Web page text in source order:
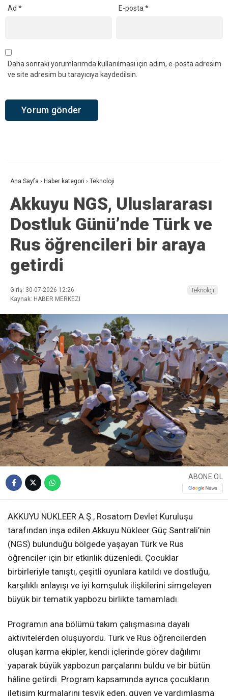
Ad * E-posta*
Daha sonraki yorumlarımda kullanılması için adım, e-posta adresim
ve site adresim bu tarayıcıya kaydedilsin.
Ana Sayfa › Haber kategori › Teknoloji
Akkuyu NGS, Uluslararası
Dostluk Günü’nde Türk ve
Rus öğrencileri bir araya
getirdi
Giriş: 30-07-2026 12:26
Kaynak: HABER MERKEZI
Teknoloji
ABONE OL
AKKUYU NÜKLEER A.Ş., Rosatom Devlet Kuruluşu
tarafından inşa edilen Akkuyu Nükleer Güç Santrali’nin
(NGS) bulunduğu bölgede yaşayan Türk ve Rus
öğrenciler için bir etkinlik düzenledi. Çocuklar
birbirleriyle tanıştı, çeşitli oyunlara katıldı ve dostluğu,
karşılıklı anlayışı ve iyi komşuluk ilişkilerini simgeleyen
büyük bir tematik yapbozu birlikte tamamladı.
Programın ana bölümü takım çalışmasına dayalı
aktivitelerden oluşuyordu. Türk ve Rus öğrencilerden
oluşan karma ekipler, kendi içlerinde görev dağılımı
yaparak büyük yapbozun parçalarını buldu ve bir bütün
hâline getirdi. Program kapsamında ayrıca çocukların
iletişim kurmalarını teşvik eden, güven ve yardımlaşma